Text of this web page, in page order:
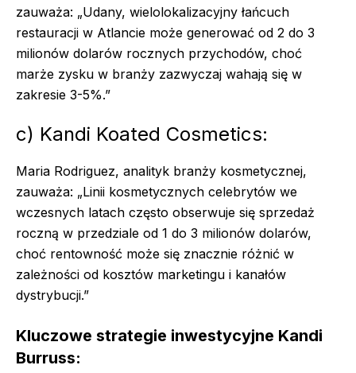
zauważa: „Udany, wielolokalizacyjny łańcuch
restauracji w Atlancie może generować od 2 do 3
milionów dolarów rocznych przychodów, choć
marże zysku w branży zazwyczaj wahają się w
zakresie 3-5%.”
c) Kandi Koated Cosmetics:
Maria Rodriguez, analityk branży kosmetycznej,
zauważa: „Linii kosmetycznych celebrytów we
wczesnych latach często obserwuje się sprzedaż
roczną w przedziale od 1 do 3 milionów dolarów,
choć rentowność może się znacznie różnić w
zależności od kosztów marketingu i kanałów
dystrybucji.”
Kluczowe strategie inwestycyjne Kandi
Burruss: